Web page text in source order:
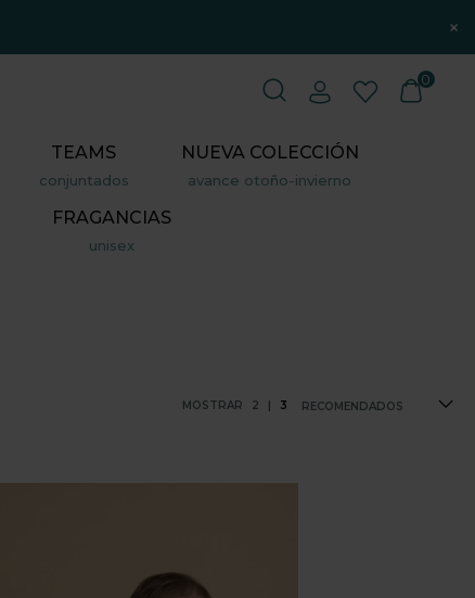
×
TEAMS
conjuntados
NUEVA COLECCIÓN
avance otoño-invierno
FRAGANCIAS
unisex
0
MOSTRAR 2 | 3 RECOMENDADOS